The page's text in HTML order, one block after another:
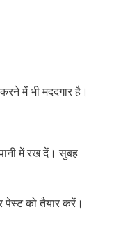
में भी मददगार है।
में रख दें। सुबह
को तैयार करें।